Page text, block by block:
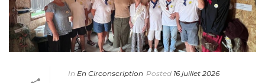
In En Circonscription Posted 16 juillet 2026